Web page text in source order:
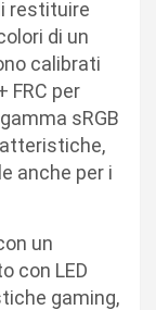
restituire
di un
calibrati
FRC per
sRGB
anche per i
un
con LED
gaming,